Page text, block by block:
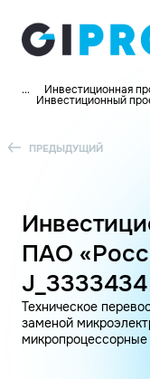
... Инвестиционная
Инвестиционный
ПРЕДЫДУЩИЙ
ПАО
J_3333434
Техническое
заменой